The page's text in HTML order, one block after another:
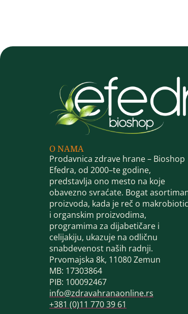
O NAMA
Prodavnica zdrave hrane – Bioshop
Efedra, od 2000–te godine,
predstavlja ono mesto na koje
obavezno svraćate. Bogat
proizvoda, kada je reč o
i organskim proizvodima,
programima za dijabetičare i
celijakiju, ukazuje na odličnu
snabdevenost naših radnji.
Prvomajska 8k, 11080 Zemun
MB: 17303864
PIB: 100092467
info@zdravahranaonline.rs
+381 (0)11 770 39 61